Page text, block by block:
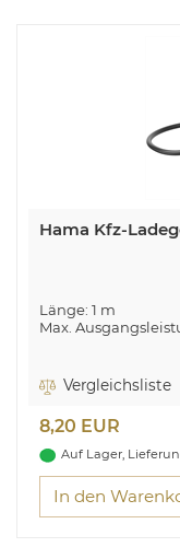
Hama Kfz-
Länge: 1 m
Max.
Vergleichsliste
8,20 EUR
Auf Lager,
In den